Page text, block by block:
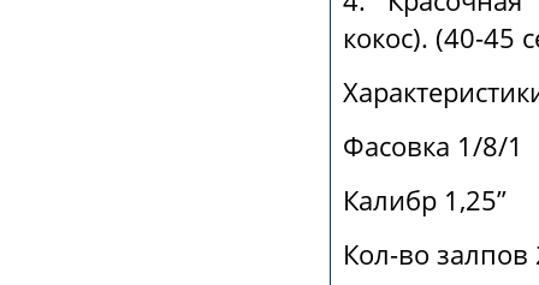
кокос). (40-45
Фасовка 1/8/1
Калибр 1,25”
Кол-во залпов